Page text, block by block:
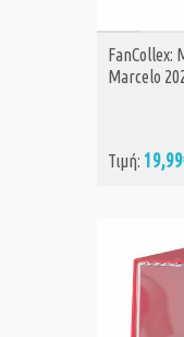
FanCollex:
Marcelo
Τιμή: